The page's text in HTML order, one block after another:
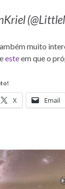
muito
esteem que o
X Email